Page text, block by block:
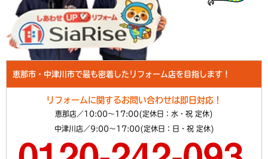
恵那市・中津川市で最も密着したリフォーム店を目指します！
リフォームに関するお問い合わせは即日対応！
恵那店／10:00～17:00(定休日：水・祝 定休)
中津川店／9:00～17:00(定休日：日・祝 定休)